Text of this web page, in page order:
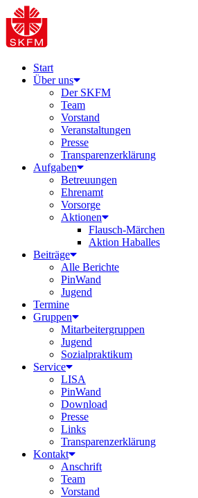
Start
Über uns
Der SKFM
Team
Vorstand
Veranstaltungen
Presse
Transparenzerklärung
Aufgaben
Betreuungen
Ehrenamt
Vorsorge
Aktionen
Flausch-Märchen
Aktion Haballes
Beiträge
Alle Berichte
PinWand
Jugend
Termine
Gruppen
Mitarbeitergruppen
Jugend
Sozialpraktikum
Service
LISA
PinWand
Download
Presse
Links
Transparenzerklärung
Kontakt
Anschrift
Team
Vorstand